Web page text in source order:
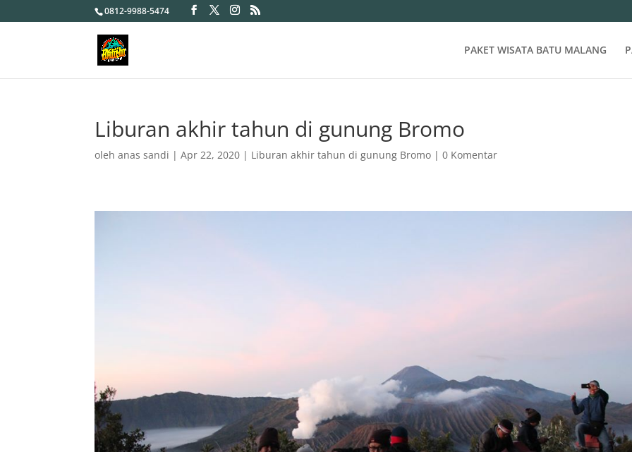
0812-9988-5474
PAKET WISATA BATU MALANG
Liburan akhir tahun di gunung Bromo
olehanas sandi |Apr 22, 2020 | Liburan akhir tahun di gunung Bromo |0 Komentar